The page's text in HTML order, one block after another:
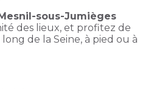
sous-Jumièges
des lieux, et profitez de
de la Seine, à pied ou à